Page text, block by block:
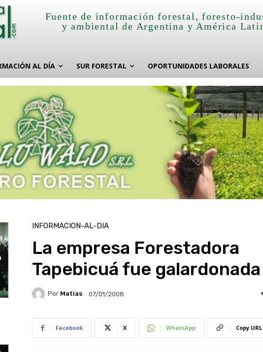
Fuente de información forestal, foresto-
y ambiental de Argentina y América
AL DÍA SUR FORESTAL OPORTUNIDADES LABORALES
INFORMACION-AL-DIA
La empresa Forestadora
Tapebicuá fue galardonada
Por Matias 07/01/2008
Facebook X WhatsApp Copy URL